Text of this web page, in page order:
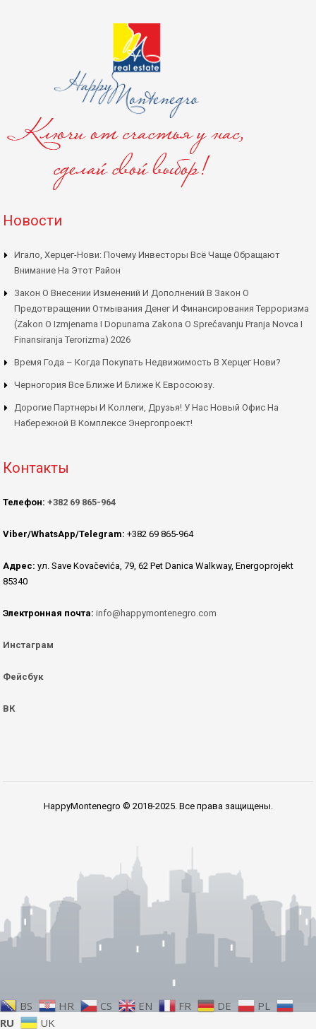
Новости
Игало, Херцег-Нови: Почему Инвесторы Всё Чаще Обращают
Внимание На Этот Район
Закон О Внесении Изменений И Дополнений В Закон О
Предотвращении Отмывания Денег И Финансирования Терроризма
(Zakon O Izmjenama I Dopunama Zakona O Sprečavanju Pranja Novca I
Finansiranja Terorizma) 2026
Время Года – Когда Покупать Недвижимость В Херцег Нови?
Черногория Все Ближе И Ближе К Евросоюзу.
Дорогие Партнеры И Коллеги, Друзья! У Нас Новый Офис На
Набережной В Комплексе Энергопроект!
Контакты
Телефон: +382 69 865-964
Viber/WhatsApp/Telegram: +382 69 865-964
Адрес: ул. Save Kovačevića, 79, 62 Pet Danica Walkway, Energoprojekt
85340
Электронная почта: info@happymontenegro.com
Инстаграм
Фейсбук
ВК
HappyMontenegro © 2018-2025. Все права защищены.
BS HR CS EN FR DE
PL
RU
UK